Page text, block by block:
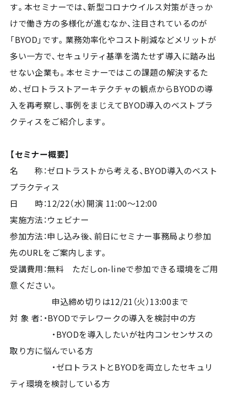
す。本セミナーでは、新型コロナウイルス対策がきっか
けで働き方の多様化が進むなか、注目されているのが
「BYOD」です。業務効率化やコスト削減などメリットが
多い一方で、セキュリティ基準を満たせず導入に踏み出
せない企業も。本セミナーではこの課題の解決するた
め、ゼロトラストアーキテクチャの観点からBYODの導
入を再考察し、事例をまじえてBYOD導入のベストプラ
クティスをご紹介します。
【セミナー概要】
名 称：ゼロトラストから考える、BYOD導入のベスト
プラクティス
日 時：12/22（水）開演 11:00～12:00
実施方法：ウェビナー
参加方法：申し込み後、前日にセミナー事務局より参加
先のURLをご案内します。
受講費用：無料 ただしon-lineで参加できる環境をご用
意ください。
申込締め切りは12/21（火）13:00まで
対 象 者：・BYODでテレワークの導入を検討中の方
・BYODを導入したいが社内コンセンサスの
取り方に悩んでいる方
・ゼロトラストとBYODを両立したセキュリ
ティ環境を検討している方